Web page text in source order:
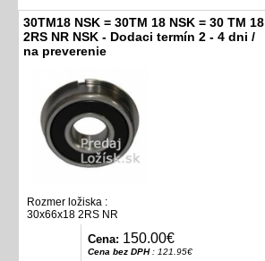
30TM18 NSK = 30TM 18 NSK = 30 TM 18
2RS NR NSK - Dodaci termín 2 - 4 dni /
na preverenie
Rozmer ložiska :
30x66x18 2RS NR
Cena: 150.00€
Cena bez DPH: 121.95€